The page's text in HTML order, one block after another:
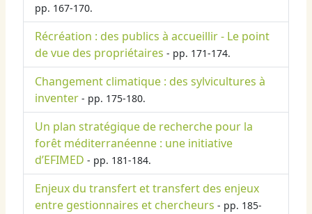
pp. 167-170.
Récréation : des publics à accueillir - Le point
de vue des propriétaires - pp. 171-174.
Changement climatique : des sylvicultures à
inventer - pp. 175-180.
Un plan stratégique de recherche pour la
forêt méditerranéenne : une initiative
d’EFIMED - pp. 181-184.
Enjeux du transfert et transfert des enjeux
entre gestionnaires et chercheurs - pp. 185-